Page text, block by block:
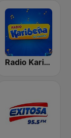
Radio Karibeña